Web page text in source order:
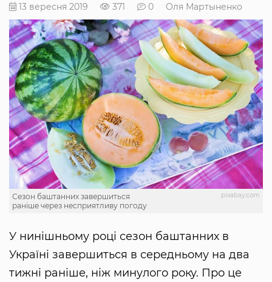
13 вересня 2019 371 0 Оля Мартыненко
pixabay.com
Сезон баштанних завершиться
раніше через несприятливу погоду
У нинішньому році сезон баштанних в
Україні завершиться в середньому на два
тижні раніше, ніж минулого року. Про це